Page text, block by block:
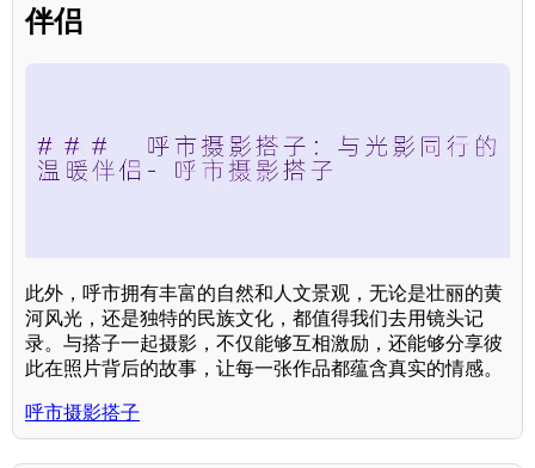
伴侣
此外，呼市拥有丰富的自然和人文景观，无论是壮丽的黄
河风光，还是独特的民族文化，都值得我们去用镜头记
录。与搭子一起摄影，不仅能够互相激励，还能够分享彼
此在照片背后的故事，让每一张作品都蕴含真实的情感。
呼市摄影搭子